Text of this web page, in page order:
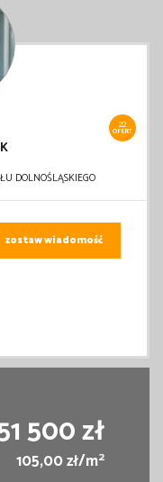
22
OFERT
DOLNOŚLĄSKIEGO
zostaw wiadomość
500 zł
105,00 zł/m2